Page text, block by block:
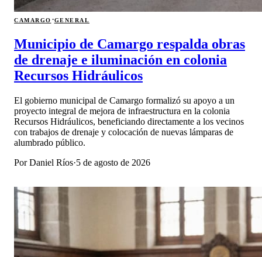
CAMARGO ·GENERAL
Municipio de Camargo respalda obras
de drenaje e iluminación en colonia
Recursos Hidráulicos
El gobierno municipal de Camargo formalizó su apoyo a un
proyecto integral de mejora de infraestructura en la colonia
Recursos Hidráulicos, beneficiando directamente a los vecinos
con trabajos de drenaje y colocación de nuevas lámparas de
alumbrado público.
PorDaniel Ríos·5 de agosto de 2026